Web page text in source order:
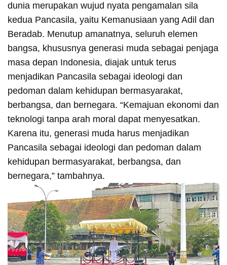
dunia merupakan wujud nyata pengamalan sila
kedua Pancasila, yaitu Kemanusiaan yang Adil dan
Beradab. Menutup amanatnya, seluruh elemen
bangsa, khususnya generasi muda sebagai penjaga
masa depan Indonesia, diajak untuk terus
menjadikan Pancasila sebagai ideologi dan
pedoman dalam kehidupan bermasyarakat,
berbangsa, dan bernegara. “Kemajuan ekonomi dan
teknologi tanpa arah moral dapat menyesatkan.
Karena itu, generasi muda harus menjadikan
Pancasila sebagai ideologi dan pedoman dalam
kehidupan bermasyarakat, berbangsa, dan
bernegara,” tambahnya.